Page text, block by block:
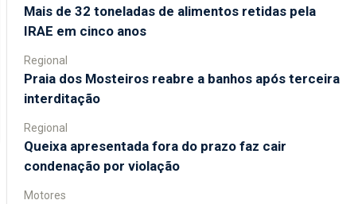
Mais de 32 toneladas de alimentos retidas pela
IRAE em cinco anos
Regional
Praia dos Mosteiros reabre a banhos após terceira
interditação
Regional
Queixa apresentada fora do prazo faz cair
condenação por violação
Motores